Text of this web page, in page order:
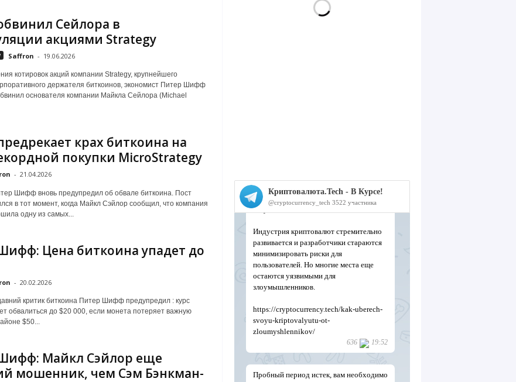
Сейлора в
акциями Strategy
Saffron - 19.06.2026
котировок акций компании Strategy, крупнейшего
держателя биткоинов, экономист Питер Шифф
основателя компании Майкла Сейлора (Michael
крах биткоина на
покупки MicroStrategy
- 21.04.2026
Шифф вновь предупредил об обвале биткоина. Пост
в тот момент, когда Майкл Сэйлор сообщил, что компания
одну из самых...
Цена биткоина упадет до
- 20.02.2026
критик биткоина Питер Шифф предупредил : курс
обвалиться до $20 000, если монета потеряет важную
$50...
Майкл Сэйлор еще
мошенник, чем Сэм Бэнкман-